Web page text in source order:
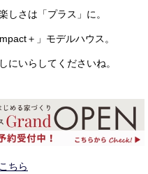
しさは「プラス」に。
＋」モデルハウス。
にいらしてくださいね。
ちら